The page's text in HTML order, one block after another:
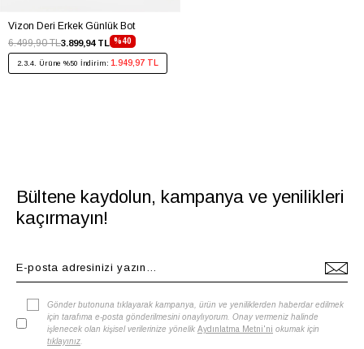
Vizon Deri Erkek Günlük Bot
%40
3.899,94 TL
6.499,90 TL
2.3.4. Ürüne %50 İndirim: 1.949,97 TL
Bültene kaydolun, kampanya ve yenilikleri
kaçırmayın!
Gönder butonuna tıklayarak kampanya, ürün ve yeniliklerden haberdar edilmek
için tarafıma e-posta gönderilmesini onaylıyorum. Onay vermeniz halinde
işlenecek olan kişisel verilerinize yönelik Aydınlatma Metni'ni okumak için
tıklayınız